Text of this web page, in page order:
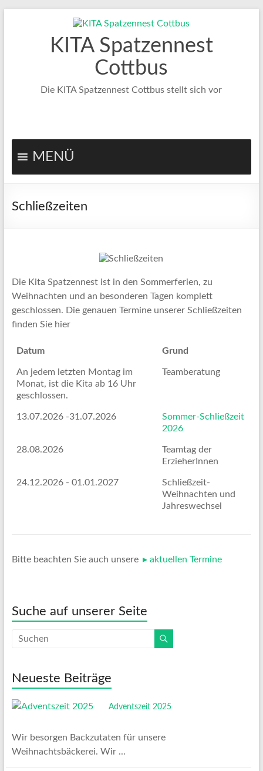
KITA Spatzennest
Cottbus
Die KITA Spatzennest Cottbus stellt sich vor
MENÜ
Schließzeiten
Die Kita Spatzennest ist in den Sommerferien, zu
Weihnachten und an besonderen Tagen komplett
geschlossen. Die genauen Termine unserer Schließzeiten
finden Sie hier
Datum Grund
An jedem letzten Montag im
Monat, ist die Kita ab 16 Uhr
geschlossen.
Teamberatung
13.07.2026 -31.07.2026
Sommer-Schließzeit
2026
28.08.2026
Teamtag der
ErzieherInnen
24.12.2026 - 01.01.2027
Schließzeit-
Weihnachten und
Jahreswechsel
Bitte beachten Sie auch unsere aktuellen Termine
Suche auf unserer Seite
Neueste Beiträge
Adventszeit 2025
Wir besorgen Backzutaten für unsere
Weihnachtsbäckerei. Wir ...